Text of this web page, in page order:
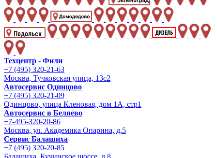
Техцентр - Фили
+7 (495) 320-21-63
Москва, Тучковская улица, 13с2
Автосервис Одинцово
+7 (495) 320-21-09
Одинцово, улица Кленовая, дом 1А, стр1
Автосервис в Беляево
+7-495-320-20-86
Москва, ул. Академика Опарина, д.5
Сервис Балашиха
+7 (495) 320-20-85
Балашиха, Кучинское шоссе, д.8